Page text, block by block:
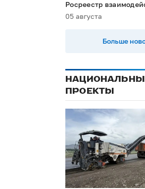
Росреестр
строительным
05 августа
Больше
ПРОЕКТЫ